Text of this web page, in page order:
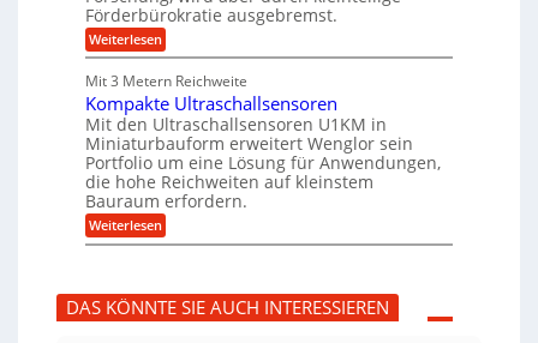
w
e
i
t
e
e
n
t
w
i
c
k
e
l
r
i
d
-
u
g
e
l
l
a
g
e
r
r
z
i
e
t
U
m
s
a
t
z
k
n
a
ü
b
e
Förderbürokratie ausgebremst.
Weiterlesen:
M
s
c
h
i
n
e
n
b
a
u
r
s
Mit 3 Metern Reichweite
Kompakte Ultraschallsensoren
Mit den Ultraschallsensoren U1KM in
Miniaturbauform erweitert Wenglor sein
Portfolio um eine Lösung für Anwendungen,
die hohe Reichweiten auf kleinstem
Bauraum erfordern.
Weiterlesen:
K
p
a
k
DAS KÖNNTE SIE AUCH INTERESSIEREN